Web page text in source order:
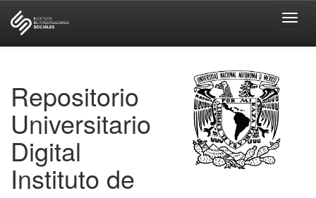
Repositorio
Universitario
Digital
Instituto de